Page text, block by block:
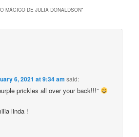
MÁGICO DE JULIA DONALDSON”
6, 2021 at 9:34 am said:
prickles all over your back!!!”
linda !